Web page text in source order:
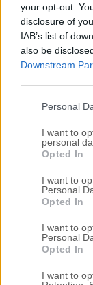
your opt-out.
disclosure of
IAB’s list of
also be
Downstream
Please note
not limited to
grant or deny
use your data
consent section.
Personal
I want to
personal
Opted In
I want to
Personal
Opted In
I want to
Personal
Opted In
I want to
10/08/2026 | 10:00:49
ΜΠΑΣΚΕΤ ΑΕΚ
Ξεκινάει δουλειά η
ΑΕΚ: Σαφές